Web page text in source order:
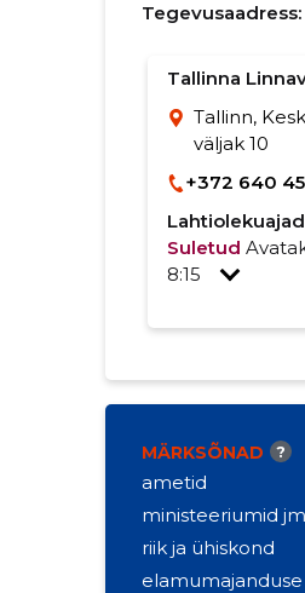
Tegevusaadress:
Tallinna
Tallinn,
väljak 10
+372 640
Suletud
8:15
MÄRKSÕNAD ?
ametid
ministeeriumid
riik ja ühiskond